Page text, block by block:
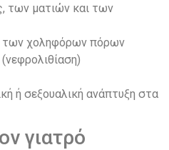
των ματιών και των
των χοληφόρων πόρων
ή σεξουαλική ανάπτυξη στα
γιατρό